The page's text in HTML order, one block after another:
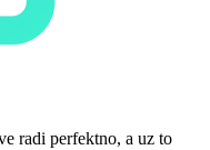
radi perfektno, a uz to